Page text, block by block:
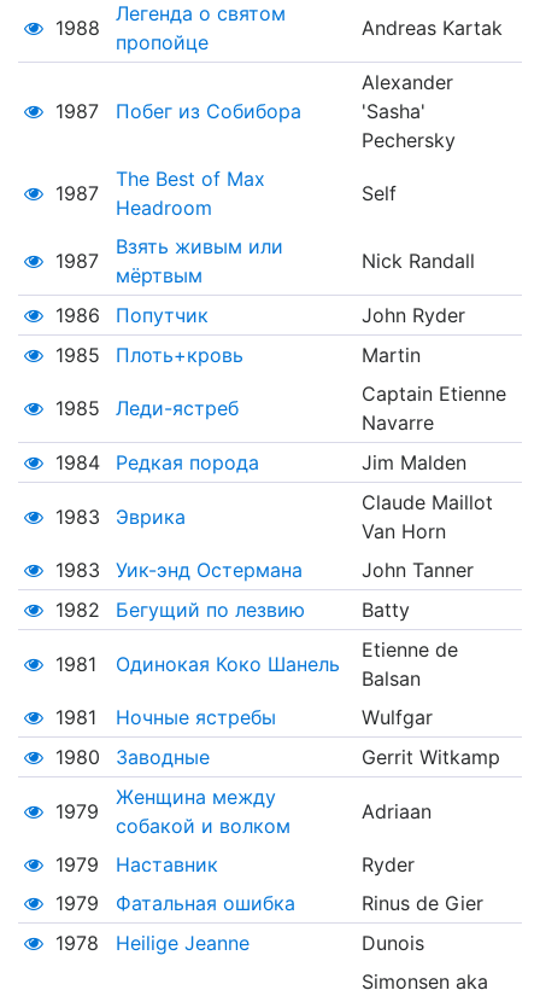
1988
Легенда о святом
пропойце
Andreas Kartak
1987 Побег из Собибора
Alexander
'Sasha'
Pechersky
1987
The Best of Max
Headroom
Self
1987
Взять живым или
мёртвым
Nick Randall
1986 Попутчик
John Ryder
1985
Плоть+кровь Martin
1985 Леди-ястреб
Captain Etienne
Navarre
1984
Редкая порода Jim Malden
1983 Эврика
Claude Maillot
Van Horn
1983
Уик-энд Остермана
John Tanner
1982
Бегущий по лезвию Batty
1981 Одинокая Коко Шанель
Etienne de
Balsan
1981
Ночные ястребы
Wulfgar
1980
Заводные Gerrit Witkamp
1979
Женщина между
собакой и волком
Adriaan
1979 Наставник
Ryder
1979
Фатальная ошибка
Rinus de Gier
1978
Heilige Jeanne Dunois
Simonsen aka